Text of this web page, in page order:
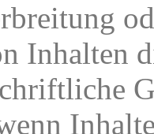
Inhalten